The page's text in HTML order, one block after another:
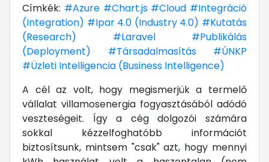
Címkék: #Azure #Chart.js #Cloud #Integráció
(Integration) #Ipar 4.0 (Industry 4.0) #Kutatás
(Research)
#Laravel
#Publikálás
(Deployment)
#Társadalmasítás
#ÚNKP
#Üzleti Intelligencia (Business Intelligence)
A cél az volt, hogy megismerjük a termelő
vállalat villamosenergia fogyasztásából adódó
veszteségeit. Így a cég dolgozói számára
sokkal kézzelfoghatóbb információt
biztosítsunk, mintsem "csak" azt, hogy mennyi